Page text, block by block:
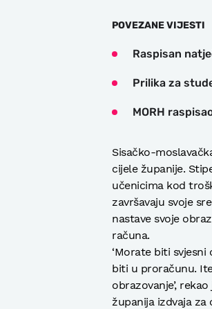
POVEZANE VIJESTI
Raspisan
Prilika za
MORH
Sisačko-
cijele županije.
učenicima kod
završavaju svoje
nastave svoje
računa.
‘Morate biti
biti u proračunu.
obrazovanje’,
županija izdvaja za